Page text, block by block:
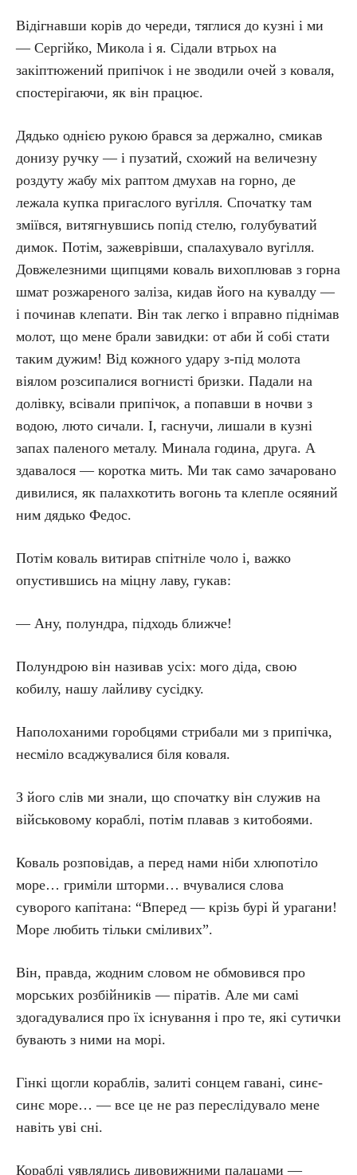
Відігнавши корів до череди, тяглися до кузні і ми
— Сергійко, Микола і я. Сідали втрьох на
закіптюжений припічок і не зводили очей з коваля,
спостерігаючи, як він працює.
Дядько однією рукою брався за держално, смикав
донизу ручку — і пузатий, схожий на величезну
роздуту жабу міх раптом дмухав на горно, де
лежала купка пригаслого вугілля. Спочатку там
зміївся, витягнувшись попід стелю, голубуватий
димок. Потім, зажеврівши, спалахувало вугілля.
Довжелезними щипцями коваль вихоплював з горна
шмат розжареного заліза, кидав його на кувалду —
і починав клепати. Він так легко і вправно піднімав
молот, що мене брали завидки: от аби й собі стати
таким дужим! Від кожного удару з-під молота
віялом розсипалися вогнисті бризки. Падали на
долівку, всівали припічок, а попавши в ночви з
водою, люто сичали. І, гаснучи, лишали в кузні
запах паленого металу. Минала година, друга. А
здавалося — коротка мить. Ми так само зачаровано
дивилися, як палахкотить вогонь та клепле осяяний
ним дядько Федос.
Потім коваль витирав спітніле чоло і, важко
опустившись на міцну лаву, гукав:
— Ану, полундра, підходь ближче!
Полундрою він називав усіх: мого діда, свою
кобилу, нашу лайливу сусідку.
Наполоханими горобцями стрибали ми з припічка,
несміло всаджувалися біля коваля.
З його слів ми знали, що спочатку він служив на
військовому кораблі, потім плавав з китобоями.
Коваль розповідав, а перед нами ніби хлюпотіло
море… гриміли шторми… вчувалися слова
суворого капітана: “Вперед — крізь бурі й урагани!
Море любить тільки сміливих”.
Він, правда, жодним словом не обмовився про
морських розбійників — піратів. Але ми самі
здогадувалися про їх існування і про те, які сутички
бувають з ними на морі.
Гінкі щогли кораблів, залиті сонцем гавані, синє-
синє море… — все це не раз переслідувало мене
навіть уві сні.
Кораблі уявлялись дивовижними палацами —